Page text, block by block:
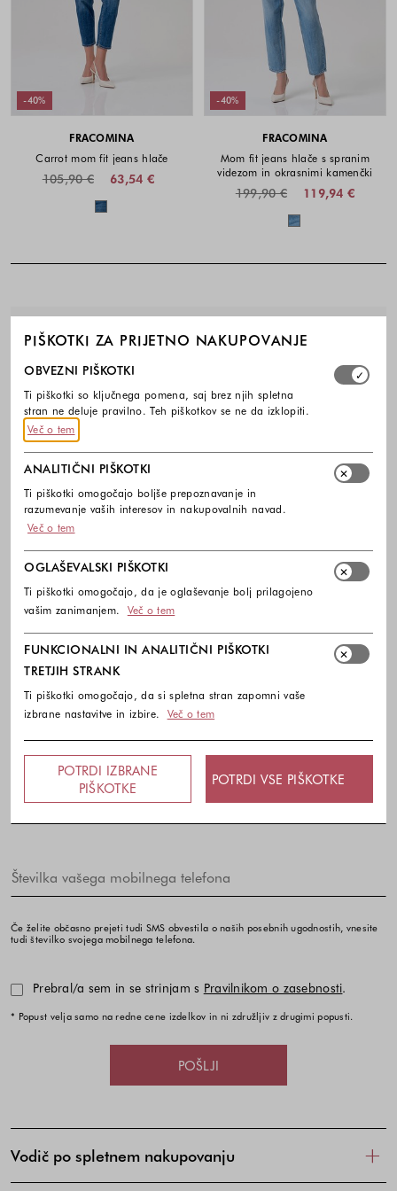
-40%
FRACOMINA
Carrot mom fit jeans hlače
63,54 €
105,90 €
Barve na voljo
-40%
FRACOMINA
Mom fit jeans hlače s spranim
videzom in okrasnimi kamenčki
119,94 €
199,90 €
Barve na voljo
Noga strani - hitre povezave,
BREZPLAČNA DOSTAVA
ENOSTAVNA VRAČILA
10% popust na prvi nakup ob prijavi na e-
novice
Kodo za popust vam pošljemo na vaš e-naslov. Popust
lahko izkoristite samo enkrat.
Zanima me:
Moška moda
Če želite občasno prejeti tudi SMS obvestila o naših posebnih ugodnostih, vnesite
tudi številko svojega mobilnega telefona.
Prebral/a sem in se strinjam s Pravilnikom o zasebnosti.
* Popust velja samo na redne cene izdelkov in ni združljiv z drugimi popusti.
POŠLJI
Vodič po spletnem nakupovanju
PIŠKOTKI ZA PRIJETNO NAKUPOVANJE
Izberite, katere skupine piškotkov dovolite. Obvezni
OBVEZNI PIŠKOTKI
Ti piškotki so ključnega pomena, saj brez njih spletna
stran ne deluje pravilno. Teh piškotkov se ne da izklopiti.
Več o tem
ANALITIČNI PIŠKOTKI
Ti piškotki omogočajo boljše prepoznavanje in
razumevanje vaših interesov in nakupovalnih navad.
Več o tem
OGLAŠEVALSKI PIŠKOTKI
Ti piškotki omogočajo, da je oglaševanje bolj prilagojeno
vašim zanimanjem.
Več o tem
FUNKCIONALNI IN ANALITIČNI PIŠKOTKI
TRETJIH STRANK
Ti piškotki omogočajo, da si spletna stran zapomni vaše
izbrane nastavitve in izbire.
Več o tem
POTRDI IZBRANE
PIŠKOTKE
POTRDI VSE PIŠKOTKE